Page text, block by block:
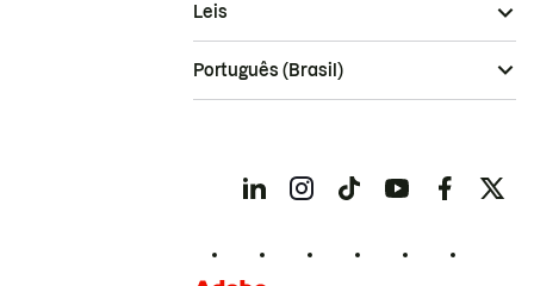
Leis
Português (Brasil)